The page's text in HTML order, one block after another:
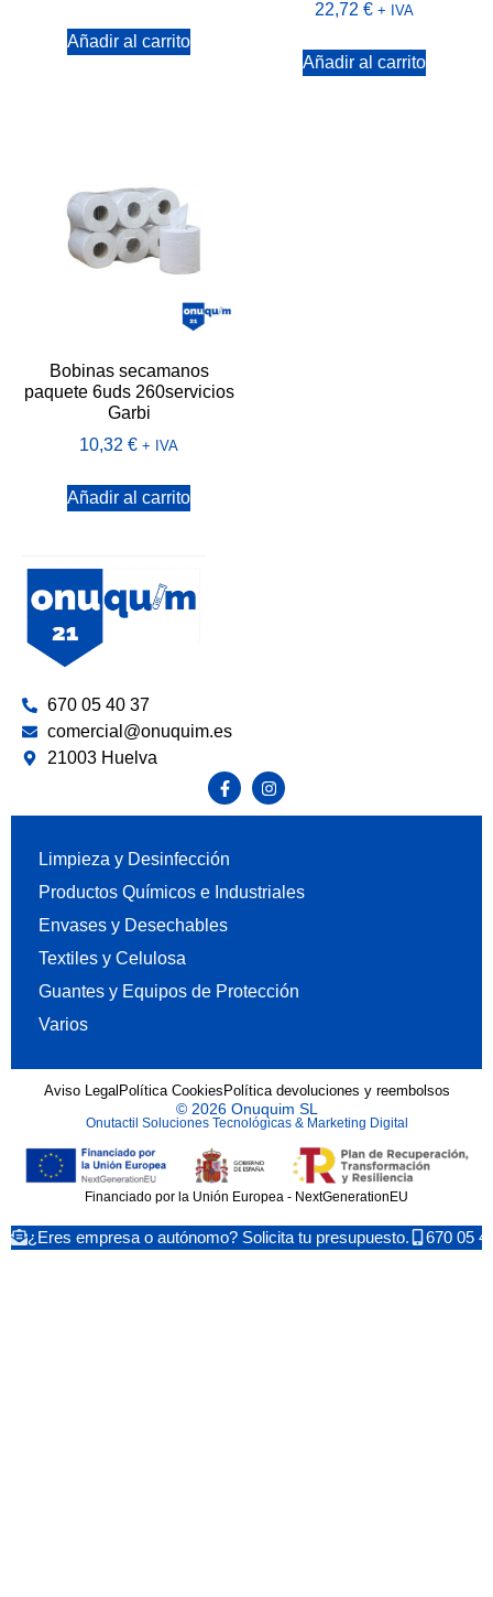
Añadir al carrito
22,72 € + IVA
Añadir al carrito
Bobinas secamanos
paquete 6uds 260servicios
Garbi
10,32 € + IVA
Añadir al carrito
670 05 40 37
comercial@onuquim.es
21003 Huelva
Limpieza y Desinfección
Productos Químicos e Industriales
Envases y Desechables
Textiles y Celulosa
Guantes y Equipos de Protección
Varios
Aviso Legal Política Cookies Política devoluciones y reembolsos
© 2026 Onuquim SL
Onutactil Soluciones Tecnológicas & Marketing Digital
Financiado por la Unión Europea - NextGenerationEU
¿Eres empresa o autónomo? Solicita tu presupuesto. 670 05